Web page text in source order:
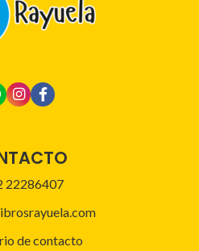
22286407
de contacto